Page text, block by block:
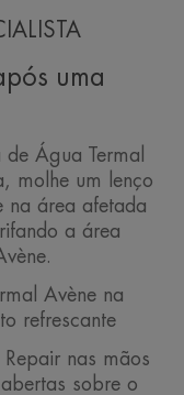
uma
Água Termal
molhe um lenço
na área afetada
a área
Avène na
refrescante
nas mãos
sobre o